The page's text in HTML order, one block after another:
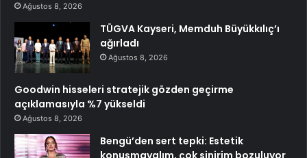
Ağustos 8, 2026
TÜGVA Kayseri, Memduh Büyükkılıç’ı
ağırladı
Ağustos 8, 2026
Goodwin hisseleri stratejik gözden geçirme
açıklamasıyla %7 yükseldi
Ağustos 8, 2026
Bengü’den sert tepki: Estetik